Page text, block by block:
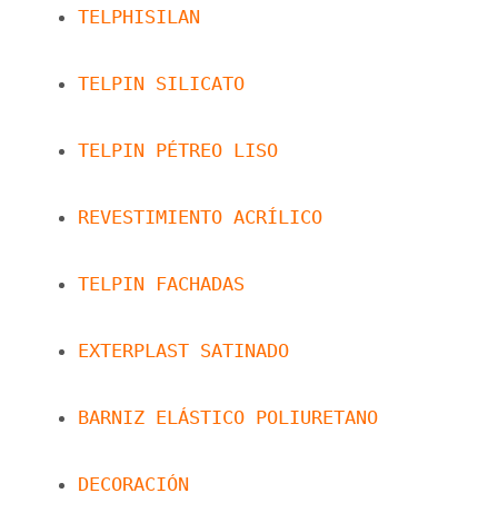
TELPHISILAN
TELPIN SILICATO
TELPIN PÉTREO LISO
REVESTIMIENTO ACRÍLICO
TELPIN FACHADAS
EXTERPLAST SATINADO
BARNIZ ELÁSTICO POLIURETANO
DECORACIÓN